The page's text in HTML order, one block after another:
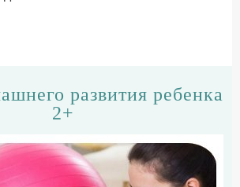
развития ребенка
2+